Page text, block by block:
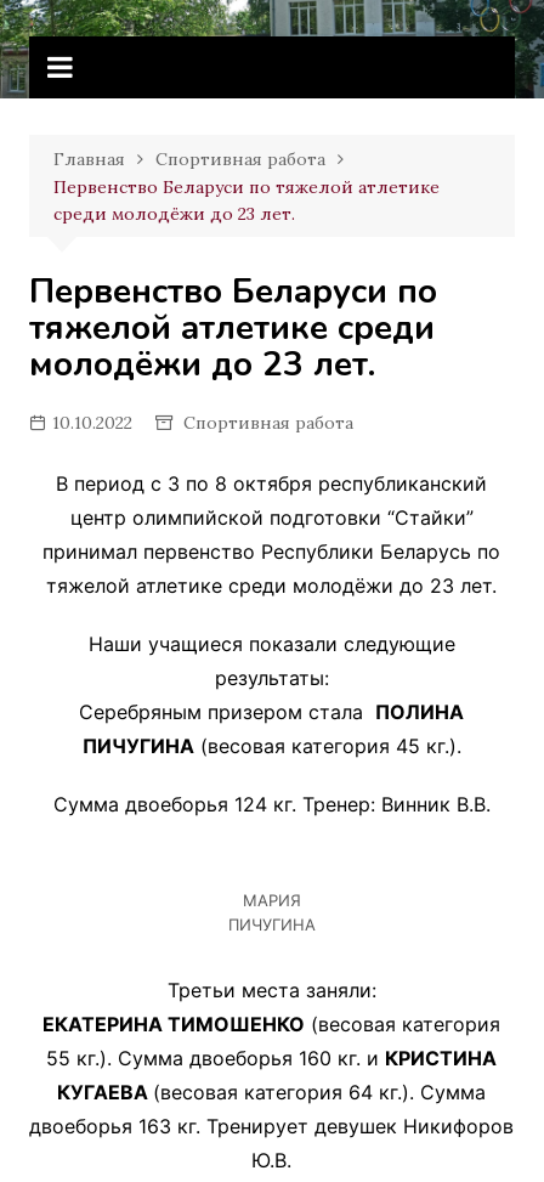
Перейти
к
содержимому
Витебское государственное
училище олимпийского резерва
Главная
Спортивная работа
Первенство Беларуси по тяжелой атлетике
среди молодёжи до 23 лет.
Первенство Беларуси по
тяжелой атлетике среди
молодёжи до 23 лет.
10.10.2022 Спортивная работа
В период с 3 по 8 октября республиканский
центр олимпийской подготовки “Стайки”
принимал первенство Республики Беларусь по
тяжелой атлетике среди молодёжи до 23 лет.
Наши учащиеся показали следующие
результаты:
Серебряным призером стала ПОЛИНА
ПИЧУГИНА(весовая категория 45 кг.).
Сумма двоеборья 124 кг. Тренер: Винник В.В.
МАРИЯ
ПИЧУГИНА
Третьи места заняли:
ЕКАТЕРИНА ТИМОШЕНКО (весовая категория
55 кг.). Сумма двоеборья 160 кг. и КРИСТИНА
КУГАЕВА (весовая категория 64 кг.). Сумма
двоеборья 163 кг. Тренирует девушек Никифоров
Ю.В.